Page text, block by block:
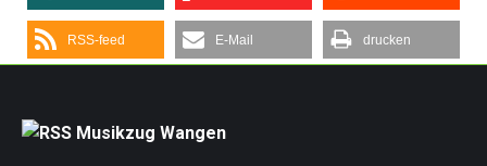
RSS-feed E-Mail drucken
Musikzug Wangen